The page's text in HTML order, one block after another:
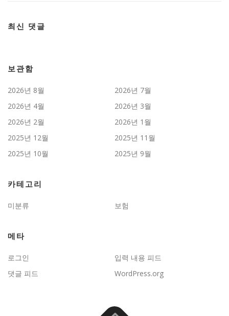
최신 댓글
보관함
2026년 8월
2026년 7월
2026년 4월
2026년 3월
2026년 2월
2026년 1월
2025년 12월
2025년 11월
2025년 10월
2025년 9월
카테고리
미분류 보험
메타
로그인
입력 내용 피드
댓글 피드
WordPress.org